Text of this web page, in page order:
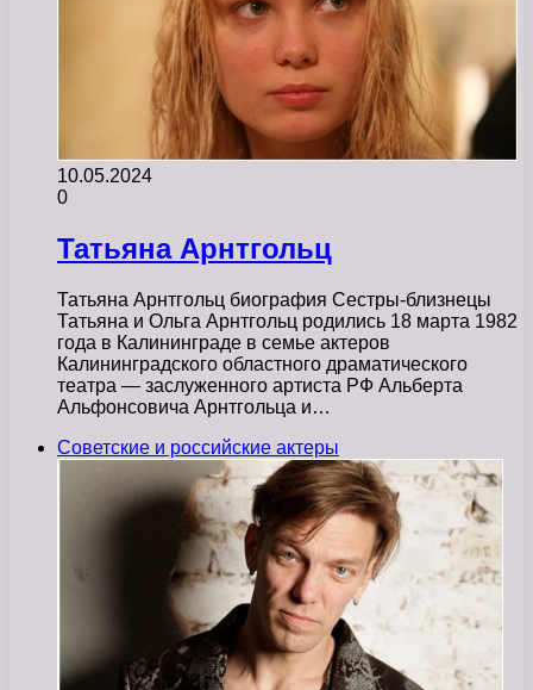
10.05.2024
0
Татьяна Арнтгольц
Татьяна Арнтгольц биография Сестры-близнецы
Татьяна и Ольга Арнтгольц родились 18 марта 1982
года в Калининграде в семье актеров
Калининградского областного драматического
театра — заслуженного артиста РФ Альберта
Альфонсовича Арнтгольца и…
Советские и российские актеры